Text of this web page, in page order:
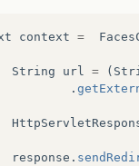
context =
String url = (
.
response .